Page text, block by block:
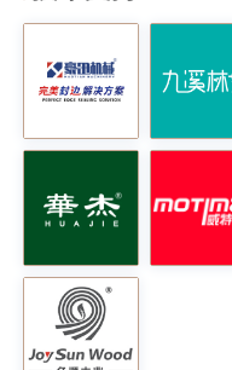
（2）底着色工艺
底着色是高端木
价值在于
让颜色
木纹通透、立体
艺能够使木材的
见，呈现出极强
是传统工艺完全
底着色，木材的
具的整体品质和档